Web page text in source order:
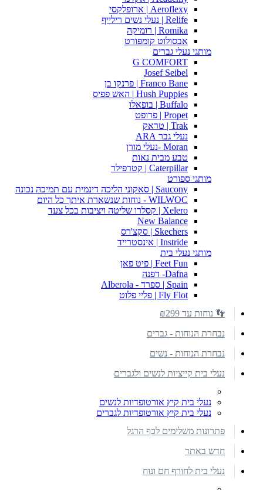
Aeroflexy | ארופלקסי
Relife | נעלי נשים רילייף
Romika | רומיקה
אבסולוט קומפורט
מותגי נעלי גברים
G COMFORT
Josef Seibel
Franco Bane | פרנקו בן
Hush Puppies | האש פפיס
Buffalo | בופאלו
Propet | פרופט
Trak | טראק
נעלי גבר ARA
Moran -נעלי מורן
טבע מבית נאות
Caterpillar | קטרפילר
מותגי ספורט
Saucony | סאקוני הליכה דינמית עם תמיכה נכונה
WILWOC - נוחות שנשארת איתך כל היום
Xelero | קסלרו שליטה ויציבות בכל צעד
New Balance
Skechers | סקצ'רס
Instride | אינסטרייד
מותגי נעלי בית
Feet Fun | פיט פאן
Dafna- דפנה
Spain | ספרד - Alberola
Fly Flot | פליי פלוט
👣 נוחות עד ₪299
נבחרת הנוחות - גברים
נבחרת הנוחות - נשים
נעלי בית קייציות לנשים ולגברים
נעלי בית קיץ אורטופדיות לנשים
נעלי בית קיץ אורטופדיות לגברים
פתרונות משלימים לכף הרגל
חדש באתר
נעלי בית לחורף חם ונוח